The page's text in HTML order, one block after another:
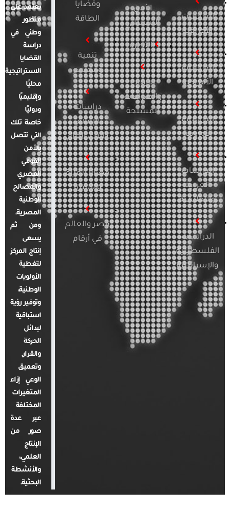
الدراسات
الأفريقية
الدراسات
الأمريكية
الدراسات
الأوروبية
الدراسات
العربية
والإقليمية
الدراسات
الفلسطينية
والإسرائيلية
الأمن
السيبراني
التطرف
الإرهاب
والصراعات
المسلحة
وقضايا
الطاقة
تنمية
ومجتمع
دراسات
الإعلام
والرأي العام
قضايا المرأة
والأسرة
مصر والعالم
في أرقام
يعتمد على
منظور
وطني في
دراسة
القضايا
الاستراتيجية
محليًا
وإقليميًا
ودوليًا
خاصة تلك
التي تتصل
بالأمن
القومي
المصري
والمصالح
الوطنية
المصرية.
ومن ثم
يسعى
إنتاج المركز
لتغطية
الأولويات
الوطنية،
وتوفير رؤية
استباقية
لبدائل
الحركة
والقرار.
وتعميق
الوعي إزاء
المتغيرات
المختلفة
عبر عدة
صور من
الإنتاج
العلمي،
والأنشطة
البحثية.